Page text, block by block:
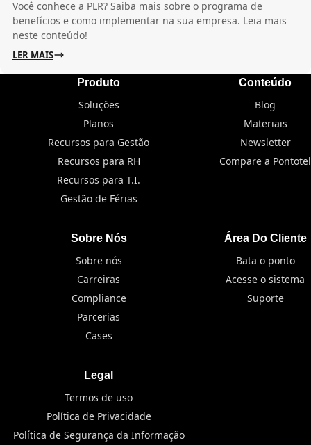
Você conhece a PLR? Saiba mais sobre o programa de
benefícios e como implementar na sua empresa. Leia mais
neste conteúdo!
LER MAIS
Produto
Soluções
Planos
Recursos para Gestão
Recursos para RH
Recursos para T.I.
Gestão de Férias
Conteúdo
Blog
Materiais
Newsletter
Compare a Pontotel
Sobre Nós
Sobre nós
Carreiras
Compliance
Parcerias
Cases
Área Do Cliente
Bata o ponto
Acesse o sistema
Suporte
Legal
Termos de uso
Política de Privacidade
Política de Segurança da Informação